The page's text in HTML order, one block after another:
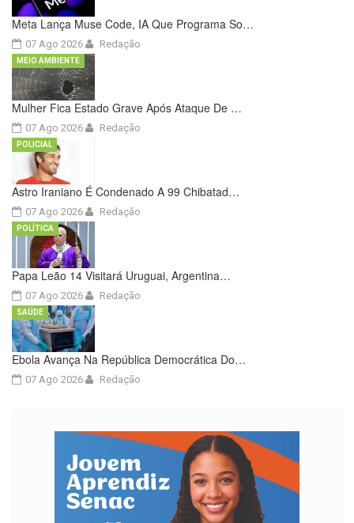
Meta Lança Muse Code, IA Que Programa So…
07 Ago 2026 Redação
Mulher Fica Estado Grave Após Ataque De …
07 Ago 2026
MEIO AMBIENTE
Redação
Astro Iraniano É Condenado A 99 Chibatad…
07 Ago 2026
POLICIAL
Redação
Papa Leão 14 Visitará Uruguai, Argentina…
07 Ago 2026
POLÍTICA
Redação
Ebola Avança Na República Democrática Do…
07 Ago 2026
SAÚDE
Redação